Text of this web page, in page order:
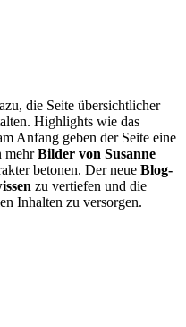
die Seite übersichtlicher
Highlights wie das
Anfang geben der Seite eine
mehrBilder von Susanne
betonen. Der neue Blog-
zu vertiefen und die
Inhalten zu versorgen.